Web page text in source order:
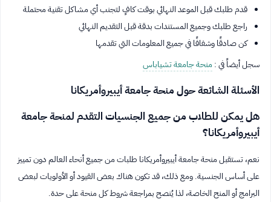
قدم طلبك قبل الموعد النهائي بوقت كافٍ لتجنب أي مشاكل تقنية محتملة
راجع طلبك وجميع المستندات بدقة قبل التقديم النهائي
كن صادقًا وشفافًا في جميع المعلومات التي تقدمها
سجل أيضاً في :منحة جامعة تشياباس
الأسئلة الشائعة حول منحة جامعة أيبيروأمريكانا
هل يمكن للطلاب من جميع الجنسيات التقدم لمنحة جامعة
أيبيروأمريكانا؟
نعم، تستقبل منحة جامعة أيبيروأمريكانا طلبات من جميع أنحاء العالم دون تمييز
على أساس الجنسية. ومع ذلك، قد تكون هناك بعض القيود أو الأولويات لبعض
البرامج أو المنح الخاصة، لذا يُنصح بمراجعة شروط كل منحة على حدة.